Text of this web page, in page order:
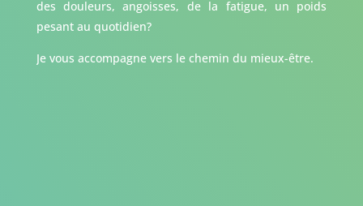
des douleurs, angoisses, de la fatigue, un poids
pesant au quotidien?
Je vous accompagne vers le chemin du mieux-être.